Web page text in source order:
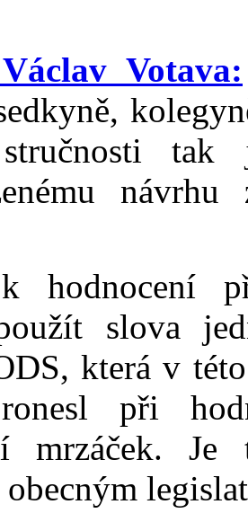
Votava:
tak
návrhu
hodnocení
slova
která v
při
mrzáček. Je